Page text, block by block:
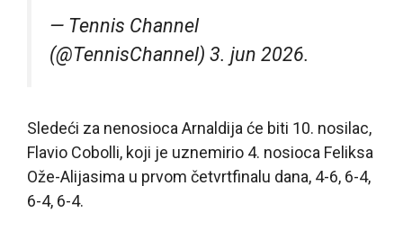
— Tennis Channel
(@TennisChannel) 3. jun 2026.
Sledeći za nenosioca Arnaldija će biti 10. nosilac,
Flavio Cobolli, koji je uznemirio 4. nosioca Feliksa
Ože-Alijasima u prvom četvrtfinalu dana, 4-6, 6-4,
6-4, 6-4.